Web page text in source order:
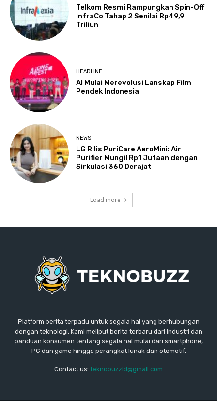
Telkom Resmi Rampungkan Spin-Off
InfraCo Tahap 2 Senilai Rp49,9
Triliun
HEADLINE
AI Mulai Merevolusi Lanskap Film
Pendek Indonesia
NEWS
LG Rilis PuriCare AeroMini: Air
Purifier Mungil Rp1 Jutaan dengan
Sirkulasi 360 Derajat
Load more
Platform berita terpadu untuk segala hal yang berhubungan
dengan teknologi. Kami meliput berita terbaru dari industri dan
panduan konsumen tentang segala hal mulai dari smartphone,
PC dan game hingga perangkat lunak dan otomotif.
Contact us: teknobuzzid@gmail.com